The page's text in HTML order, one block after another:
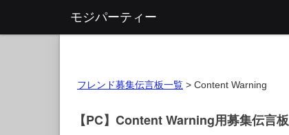
モジパーティー
フレンド募集伝言板一覧 > Content Warning
【PC】Content Warning用募集伝言板